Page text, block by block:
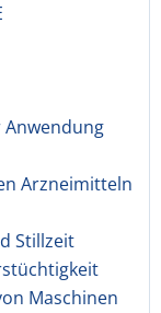
Arzneimitteln
Stillzeit
Maschinen